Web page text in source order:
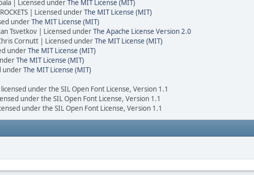
| Licensed underThe MIT License (MIT)
| Licensed underThe MIT License (MIT)
underThe MIT License (MIT)
Tsvetkov | Licensed underThe Apache License Version 2.0
Cornutt | Licensed underThe MIT License (MIT)
underThe MIT License (MIT)
The MIT License (MIT)
underThe MIT License (MIT)
under the SIL Open Font License, Version 1.1
under the SIL Open Font License, Version 1.1
under the SIL Open Font License, Version 1.1